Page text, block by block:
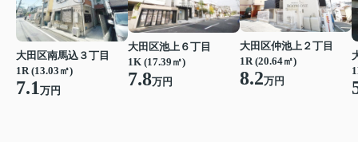
大田区南馬込３丁目
1R (13.03㎡)
7.1万円
大田区池上６丁目
1K (17.39㎡)
7.8万円
大田区仲池上２丁目
1R (20.64㎡)
8.2万円